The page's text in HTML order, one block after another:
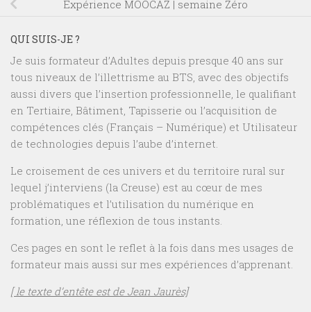
Expérience MOOCAZ | semaine Zéro
QUI SUIS-JE ?
Je suis formateur d’Adultes depuis presque 40 ans sur
tous niveaux de l’illettrisme au BTS, avec des objectifs
aussi divers que l’insertion professionnelle, le qualifiant
en Tertiaire, Bâtiment, Tapisserie ou l’acquisition de
compétences clés (Français – Numérique) et Utilisateur
de technologies depuis l’aube d’internet.
Le croisement de ces univers et du territoire rural sur
lequel j’interviens (la Creuse) est au cœur de mes
problématiques et l’utilisation du numérique en
formation, une réflexion de tous instants.
Ces pages en sont le reflet à la fois dans mes usages de
formateur mais aussi sur mes expériences d’apprenant.
[ le texte d’entête est de Jean Jaurès]